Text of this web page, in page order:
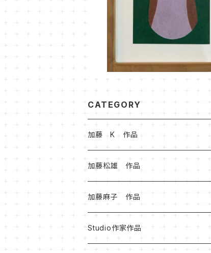
CATEGORY
加藤 K 作品
加藤松雄 作品
加藤麻子 作品
Studio作家作品